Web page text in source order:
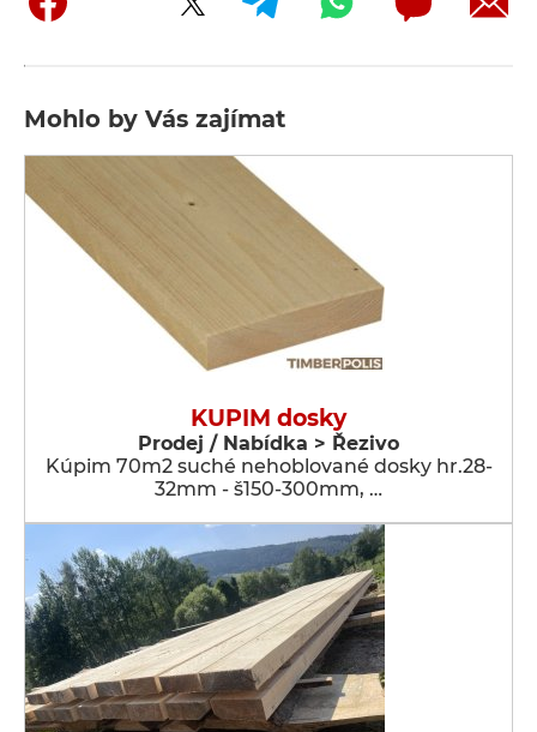
Mohlo by Vás zajímat
KUPIM dosky
Prodej / Nabídka > Řezivo
Kúpim 70m2 suché nehoblované dosky hr.28-
32mm - š150-300mm, …